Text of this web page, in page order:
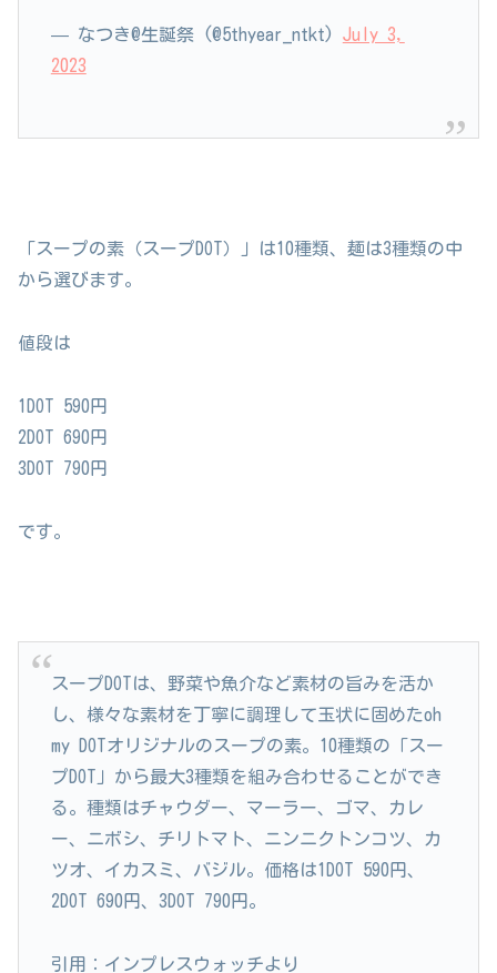
— なつき@生誕祭 (@5thyear_ntkt) July 3,
2023
「スープの素（スープDOT）」は10種類、麺は3種類の中
から選びます。
値段は
1DOT 590円
2DOT 690円
3DOT 790円
です。
スープDOTは、野菜や魚介など素材の旨みを活か
し、様々な素材を丁寧に調理して玉状に固めたoh
my DOTオリジナルのスープの素。10種類の「スー
プDOT」から最大3種類を組み合わせることができ
る。種類はチャウダー、マーラー、ゴマ、カレ
ー、ニボシ、チリトマト、ニンニクトンコツ、カ
ツオ、イカスミ、バジル。価格は1DOT 590円、
2DOT 690円、3DOT 790円。
引用：インプレスウォッチより